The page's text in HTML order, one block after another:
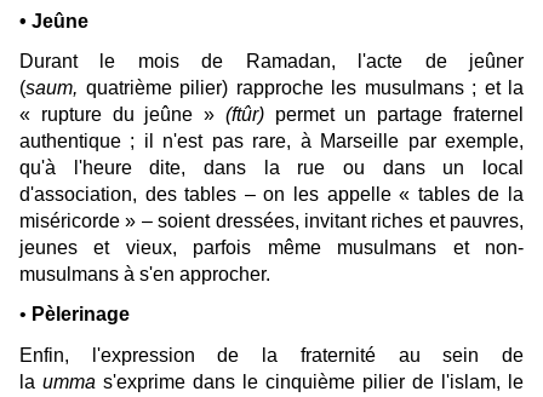
• Jeûne
Durant le mois de Ramadan, l'acte de jeûner
(saum, quatrième pilier) rapproche les musulmans ; et la
« rupture du jeûne » (ftûr) permet un partage fraternel
authentique ; il n'est pas rare, à Marseille par exemple,
qu'à l'heure dite, dans la rue ou dans un local
d'association, des tables – on les appelle « tables de la
miséricorde » – soient dressées, invitant riches et pauvres,
jeunes et vieux, parfois même musulmans et non-
musulmans à s'en approcher.
• Pèlerinage
Enfin, l'expression de la fraternité au sein de
la umma s'exprime dans le cinquième pilier de l'islam, le